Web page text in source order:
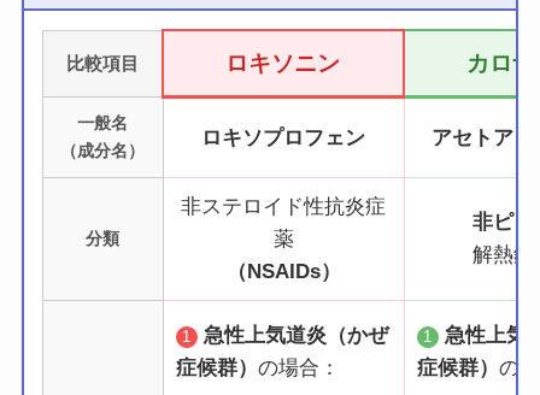
比較項目 ロキソニン カロ
一般名
（成分名）
ロキソプロフェン アセトア
分類
非ステロイド性抗炎症
薬
（NSAIDs）
非ピリ
解熱鎮
1
急性上気道炎（かぜ
症候群） の場合：
1
急性上気
症候群） の